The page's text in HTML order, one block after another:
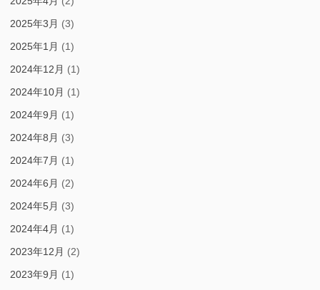
2025年3月 (3)
2025年1月 (1)
2024年12月 (1)
2024年10月 (1)
2024年9月 (1)
2024年8月 (3)
2024年7月 (1)
2024年6月 (2)
2024年5月 (3)
2024年4月 (1)
2023年12月 (2)
2023年9月 (1)